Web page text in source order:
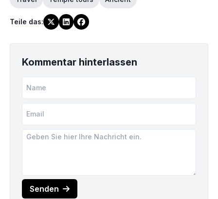
Teile das:
Kommentar hinterlassen
Senden